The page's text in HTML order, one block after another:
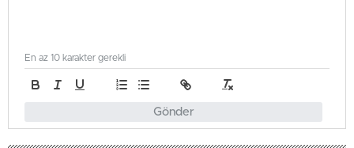
Gönder
En az 10 karakter gerekli